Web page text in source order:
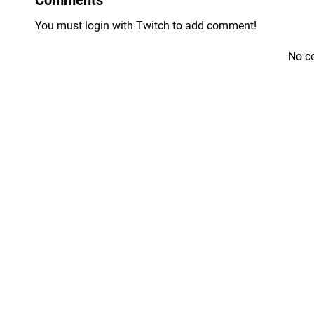
You must login with Twitch to add comment!
No